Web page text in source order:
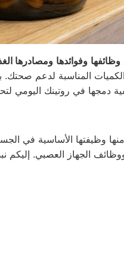
وظائفها وفوائدها ومصادرها
المناسبة لدعم صحتك.
دمجها في روتينك اليومي
وظيفتها الأساسية في
ووظائف الجهاز العصبي. إليكم